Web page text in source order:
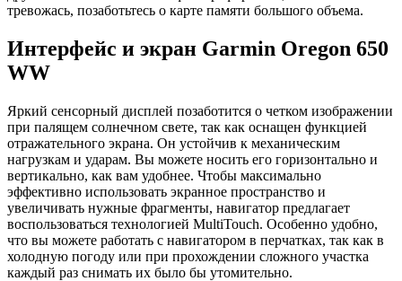
тревожась, позаботьтесь о карте памяти большого объема.
Интерфейс и экран Garmin Oregon 650
WW
Яркий сенсорный дисплей позаботится о четком изображении
при палящем солнечном свете, так как оснащен функцией
отражательного экрана. Он устойчив к механическим
нагрузкам и ударам. Вы можете носить его горизонтально и
вертикально, как вам удобнее. Чтобы максимально
эффективно использовать экранное пространство и
увеличивать нужные фрагменты, навигатор предлагает
воспользоваться технологией MultiTouch. Особенно удобно,
что вы можете работать с навигатором в перчатках, так как в
холодную погоду или при прохождении сложного участка
каждый раз снимать их было бы утомительно.